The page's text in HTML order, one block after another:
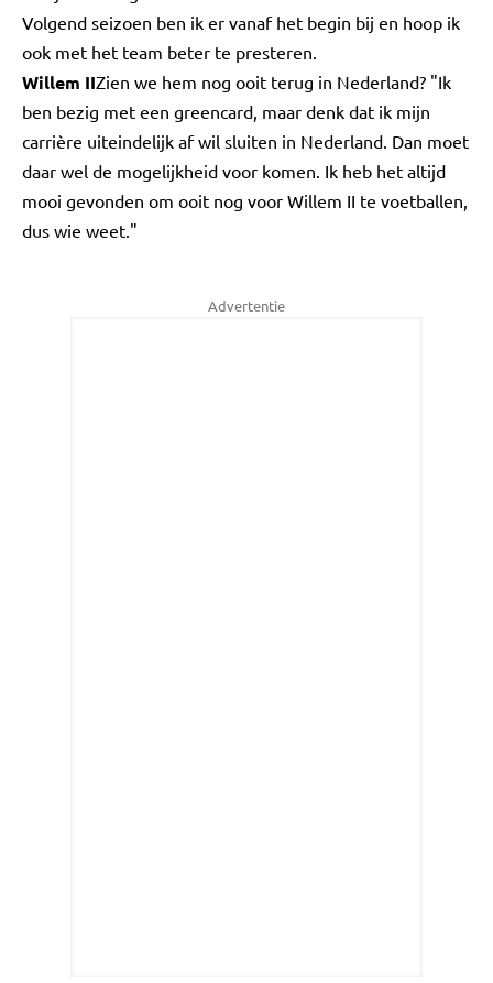
Volgend seizoen ben ik er vanaf het begin bij en hoop ik
ook met het team beter te presteren.
Willem IIZien we hem nog ooit terug in Nederland? "Ik
ben bezig met een greencard, maar denk dat ik mijn
carrière uiteindelijk af wil sluiten in Nederland. Dan moet
daar wel de mogelijkheid voor komen. Ik heb het altijd
mooi gevonden om ooit nog voor Willem II te voetballen,
dus wie weet."
Advertentie